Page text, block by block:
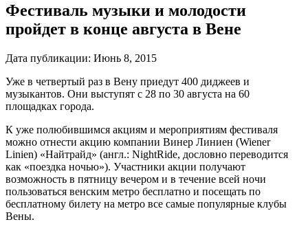
Фестиваль музыки и молодости
пройдет в конце августа в Вене
Дата публикации: Июнь 8, 2015
Уже в четвертый раз в Вену приедут 400 диджеев и
музыкантов. Они выступят с 28 по 30 августа на 60
площадках города.
К уже полюбившимся акциям и мероприятиям фестиваля
можно отнести акцию компании Винер Линиен (Wiener
Linien) «Найтрайд» (англ.: NightRide, дословно переводится
как «поездка ночью»). Участники акции получают
возможность в пятницу вечером и в течение всей ночи
пользоваться венским метро бесплатно и посещать по
бесплатному билету на метро все самые популярные клубы
Вены.